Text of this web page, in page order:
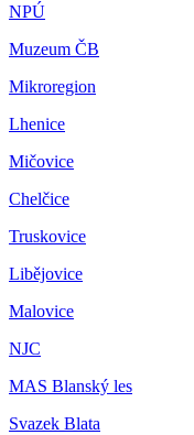
NPÚ
Muzeum ČB
Mikroregion
Lhenice
Mičovice
Chelčice
Truskovice
Libějovice
Malovice
NJC
MAS Blanský les
Svazek Blata